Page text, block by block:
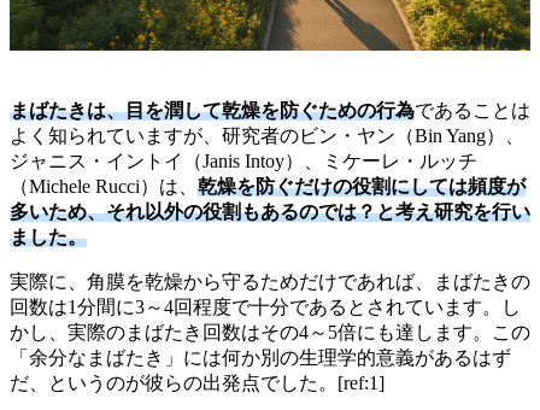
まばたきは、目を潤して乾燥を防ぐための行為であることは
よく知られていますが、研究者のビン・ヤン（Bin Yang）、
ジャニス・イントイ（Janis Intoy）、ミケーレ・ルッチ
（Michele Rucci）は、 乾燥を防ぐだけの役割にしては頻度が
多いため、それ以外の役割もあるのでは？と考え研究を行い
ました。
実際に、角膜を乾燥から守るためだけであれば、まばたきの
回数は1分間に3～4回程度で十分であるとされています。し
かし、実際のまばたき回数はその4～5倍にも達します。この
「余分なまばたき」には何か別の生理学的意義があるはず
だ、というのが彼らの出発点でした。[ref:1]